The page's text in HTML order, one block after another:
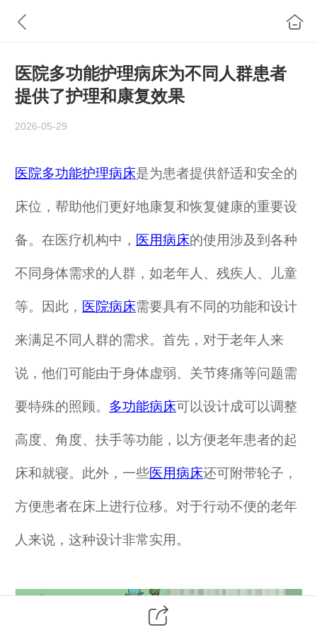
医院多功能护理病床为不同人群患者
提供了护理和康复效果
2026-05-29
医院多功能护理病床是为患者提供舒适和安全的
床位，帮助他们更好地康复和恢复健康的重要设
备。在医疗机构中， 医用病床的使用涉及到各种
不同身体需求的人群，如老年人、残疾人、儿童
等。因此， 医院病床需要具有不同的功能和设计
来满足不同人群的需求。首先，对于老年人来
说，他们可能由于身体虚弱、关节疼痛等问题需
要特殊的照顾。 多功能病床可以设计成可以调整
高度、角度、扶手等功能，以方便老年患者的起
床和就寝。此外，一些医用病床还可附带轮子，
方便患者在床上进行位移。对于行动不便的老年
人来说，这种设计非常实用。